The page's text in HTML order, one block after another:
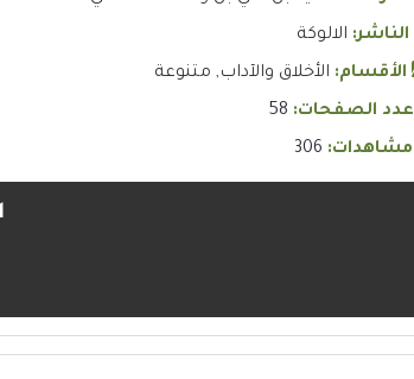
الناشر: الالوكة
الأقسام: الأخلاق والآداب, متنوعة
عدد الصفحات: 58
مشاهدات: